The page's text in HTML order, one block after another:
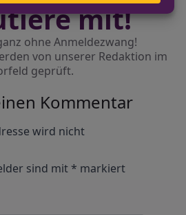
mit!
ohne Anmeldezwang!
von unserer Redaktion im
geprüft.
Kommentar
wird nicht
sind mit * markiert